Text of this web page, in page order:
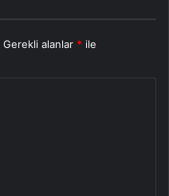
Gerekli alanlar * ile